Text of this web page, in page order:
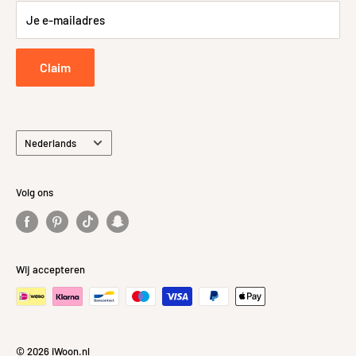
Retourneren
Privacybeleid
Je e-mailadres
Claim
Taal
Nederlands
Volg ons
Wij accepteren
© 2026 iWoon.nl